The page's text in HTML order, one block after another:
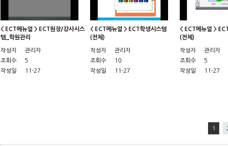
< ECT메뉴얼 > ECT원장/강사시스
템_학원관리
작성자
관리자
조회수
5
작성일
11-27
< ECT메뉴얼 > ECT학생시스템
(전체)
작성자
관리자
조회수
10
작성일
11-27
< ECT메뉴얼 >
(전체)
작성자
관리자
조회수
5
작성일
11-27
1